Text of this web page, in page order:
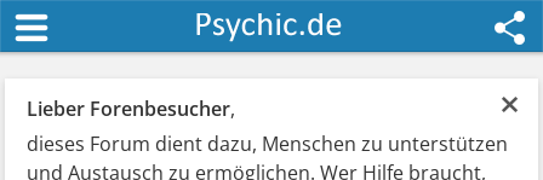
×
Lieber Forenbesucher,
dieses Forum dient dazu, Menschen zu unterstützen
und Austausch zu ermöglichen. Wer Hilfe braucht,